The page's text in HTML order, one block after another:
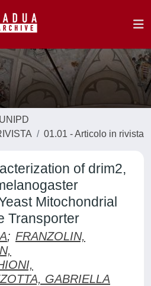
01.01 - Articolo in rivista
of drim2,
Mitochondrial
Transporter
; FRANZOLIN,
GABRIELLA